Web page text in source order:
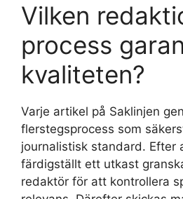
Vilken
process
kvaliteten?
Varje artikel på Saklinjen
flerstegsprocess som
journalistisk standard. Efter
färdigställt ett utkast
redaktör för att kontrollera